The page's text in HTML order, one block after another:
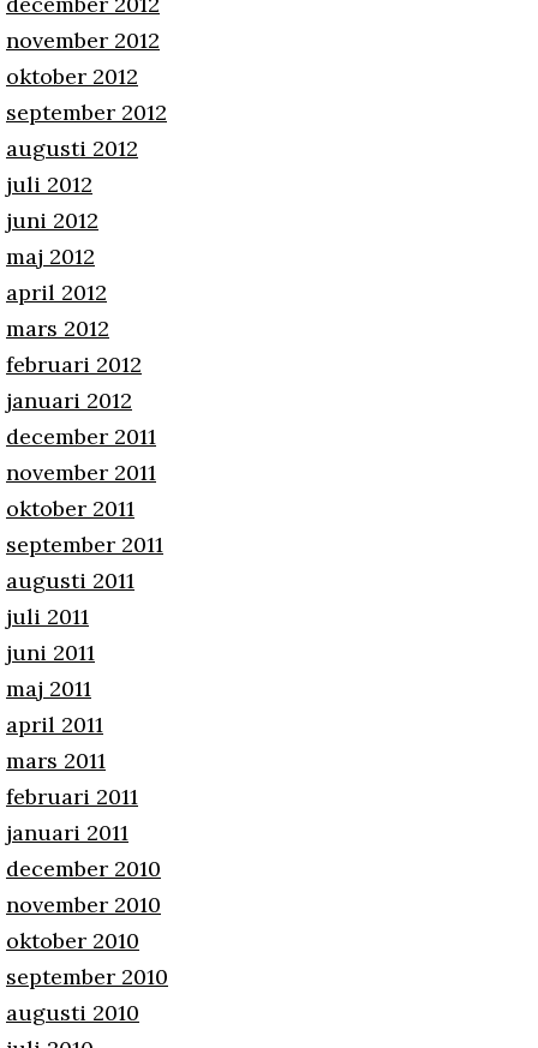
november 2012
oktober 2012
september 2012
augusti 2012
juli 2012
juni 2012
maj 2012
april 2012
mars 2012
februari 2012
januari 2012
december 2011
november 2011
oktober 2011
september 2011
augusti 2011
juli 2011
juni 2011
maj 2011
april 2011
mars 2011
februari 2011
januari 2011
december 2010
november 2010
oktober 2010
september 2010
augusti 2010